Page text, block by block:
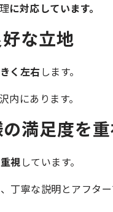
に対応しています。
な立地
く左右します。
内にあります。
満足度を
視しています。
寧な説明とアフター